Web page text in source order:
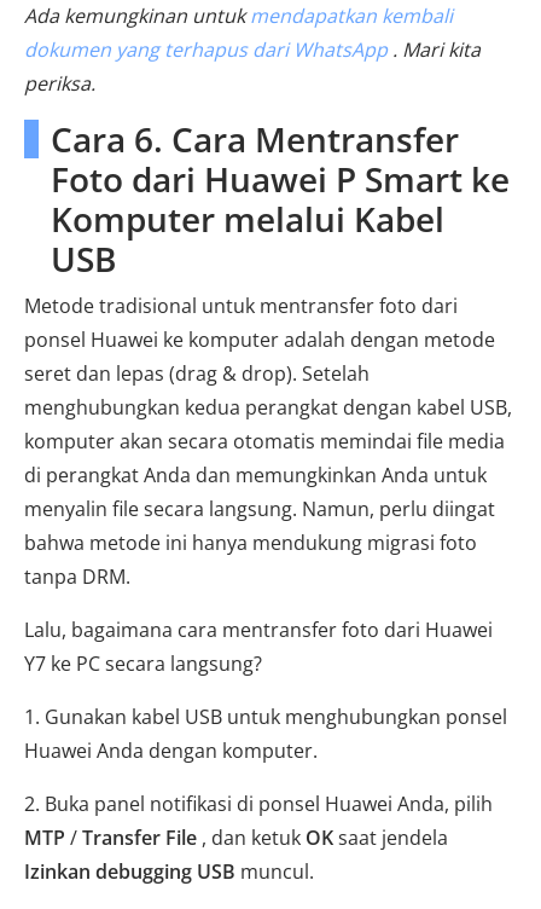
Ada kemungkinan untukmendapatkan kembali
dokumen yang terhapus dari WhatsApp. Mari kita
periksa.
Cara 6. Cara Mentransfer
Foto dari Huawei P Smart ke
Komputer melalui Kabel
USB
Metode tradisional untuk mentransfer foto dari
ponsel Huawei ke komputer adalah dengan metode
seret dan lepas (drag & drop). Setelah
menghubungkan kedua perangkat dengan kabel USB,
komputer akan secara otomatis memindai file media
di perangkat Anda dan memungkinkan Anda untuk
menyalin file secara langsung. Namun, perlu diingat
bahwa metode ini hanya mendukung migrasi foto
tanpa DRM.
Lalu, bagaimana cara mentransfer foto dari Huawei
Y7 ke PC secara langsung?
1. Gunakan kabel USB untuk menghubungkan ponsel
Huawei Anda dengan komputer.
2. Buka panel notifikasi di ponsel Huawei Anda, pilih
MTP /Transfer File , dan ketuk OKsaat jendela
Izinkan debugging USB muncul.